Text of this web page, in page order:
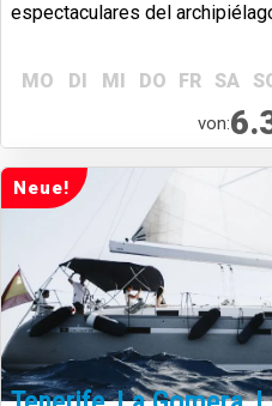
espectaculares del
MO DI MI DO FR SA
von:
Neue!